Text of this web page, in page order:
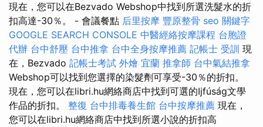
現在，您可以在Bezvado Webshop中找到所選洗髮水的折
扣高達-30％。 - 會議餐點 后里按摩 豐原整骨 seo 關鍵字
GOOGLE SEARCH CONSOLE 中醫經絡按摩課程 台胞證
代辦 台中舒壓 台中推拿 台中全身按摩推薦 記帳士 受訓 現
在，Bezvado 記帳士考試 外燴 宜蘭 推拿師 台中氣結推拿
Webshop可以找到您選擇的染髮劑可享受-30％的折扣。
現在，您可以在libri.hu網絡商店中找到可選的Ijfúság文學
作品的折扣。 整復 台中排毒養生館 台中按摩推薦 現在，
您可以在libri.hu網絡商店中找到所選小說的折扣高